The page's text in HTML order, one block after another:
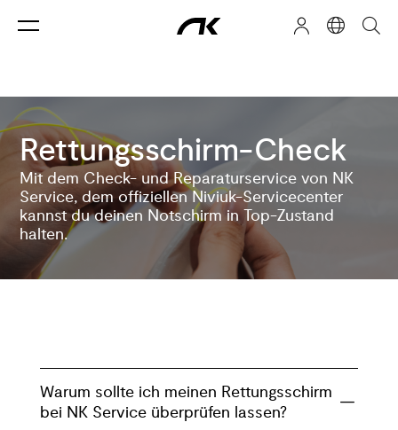
Rettungsschirm-Check
Mit dem Check- und Reparaturservice von NK
Service, dem offiziellen Niviuk-Servicecenter
kannst du deinen Notschirm in Top-Zustand
halten.
Warum sollte ich meinen Rettungsschirm
bei NK Service überprüfen lassen?